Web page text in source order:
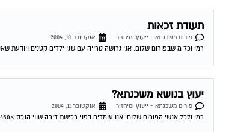
תעודת זכאות
פורום משכנתא - ייעוץ ומיחזור
אוקטובר 10, 2004
רמי וכל מ שבפורום שלום. אני גרושה טרייה עם שני ילדים קטנים ויודעת
יעוץ בנושא משכנתא?
פורום משכנתא - ייעוץ ומיחזור
אוקטובר 11, 2004
רמי ולכל אנשי הפורום שלום! אנו עומדים בפני רכישת דירה שווי הנכס 450K ש"ח, ויש לנו הון עצמי של 300K ש"ח. לי ולבת זוגתי יש...